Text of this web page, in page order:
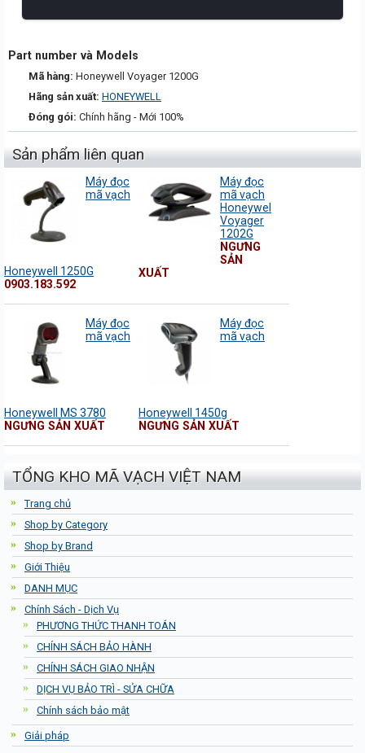
Part number và Models
Mã hàng: Honeywell Voyager 1200G
Hãng sản xuất: HONEYWELL
Đóng gói: Chính hãng - Mới 100%
Sản phẩm liên quan
Máy đọc
mã vạch
Honeywell 1250G
0903.183.592
Máy đọc
mã vạch
Honeywel
Voyager
1202G
NGƯNG
SẢN
XUẤT
Máy đọc
mã vạch
Honeywell MS 3780
NGƯNG SẢN XUẤT
Máy đọc
mã vạch
Honeywell 1450g
NGƯNG SẢN XUẤT
TỔNG KHO MÃ VẠCH VIỆT NAM
Trang chủ
Shop by Category
Shop by Brand
Giới Thiệu
DANH MỤC
Chính Sách - Dịch Vụ
PHƯƠNG THỨC THANH TOÁN
CHÍNH SÁCH BẢO HÀNH
CHÍNH SÁCH GIAO NHẬN
DỊCH VỤ BẢO TRÌ - SỬA CHỮA
Chính sách bảo mật
Giải pháp